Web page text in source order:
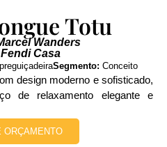
Totu
Wanders
Casa
Segmento: Conceito
design moderno e sofisticado,
de relaxamento elegante e
ORÇAMENTO